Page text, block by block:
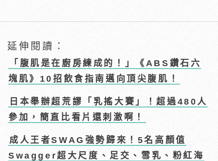
延伸閱讀：
「腹肌是在廚房練成的！」《ABS鑽石六
塊肌》10招飲食指南邁向頂尖腹肌！
日本舉辦超荒謬「乳搖大賽」！超過480人
參加，簡直比看片還刺激啊！
成人王者SWAG強勢歸來！5名高顏值
Swagger超大尺度、足交、雪乳、粉紅海